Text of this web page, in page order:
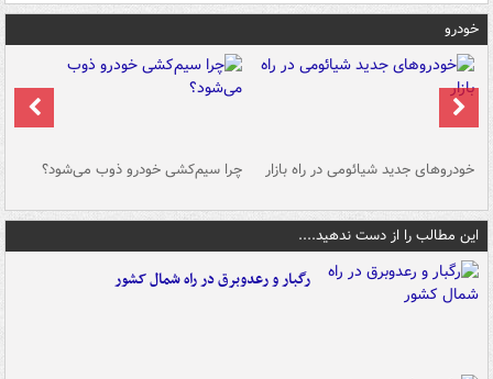
خودرو
خودروهای جدید شیائومی در راه بازار چرا سیم‌کشی خودرو ذوب می‌شود؟
این مطالب را از دست ندهید....
رگبار و رعدوبرق در راه شمال کشور